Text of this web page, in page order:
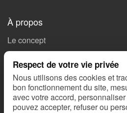
À propos
Le concept
Ils parlent de nous
Nous contacter
SOS Alertes
Respect de votre vie privée
Nous utilisons des cookies et
bon fonctionnement du site,
avec votre accord,
pouvez accepter, refuser ou